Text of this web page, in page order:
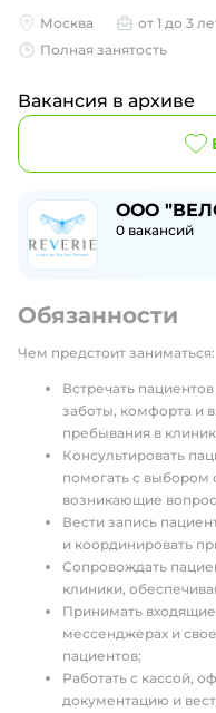
Москва от 1 до 3
Полная занятость
Вакансия в архиве
ООО
0 вакансий
Обязанности
Чем предстоит заниматься:
Встречать
заботы, комфорта и
пребывания в
Консультировать
помогать с выбором
возникающие
Вести запись
и координировать
Сопровождать
клиники,
Принимать
мессенджерах и
пациентов;
Работать с кассой,
документацию и